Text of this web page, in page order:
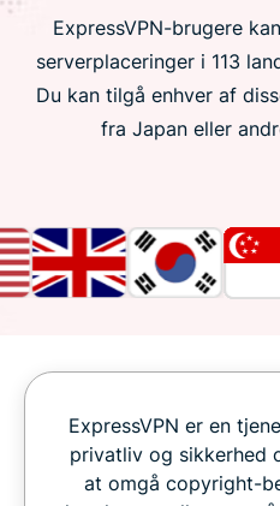
ExpressVPN-brugere
serverplaceringer i 113
Du kan tilgå enhver af
fra Japan eller
ExpressVPN er en
privatliv og sikkerhed
at omgå copyright-